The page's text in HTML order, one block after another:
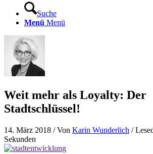
Suche
Menü Menü
Weit mehr als Loyalty: Der
Stadtschlüssel!
14. März 2018 / Von Karin Wunderlich /
Sekunden